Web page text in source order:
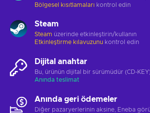
Bölgesel kısıtlamaları kontrol edin
Steam
Steam üzerinde etkinleştirin/kullanın
Etkinleştirme kılavuzunu kontrol edin
Dijital anahtar
Bu, ürünün dijital bir sürümüdür (CD-
Anında teslimat
Anında geri ödemeler
Diğer pazaryerlerinin aksine, Eneba